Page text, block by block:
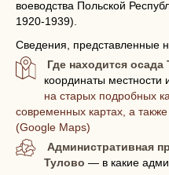
воеводства Польской
1920-1939).
Сведения, представленные
Где находится осада
координаты
на старых подробных
современных картах, а
(Google Maps)
Административная
Тулово — в какие